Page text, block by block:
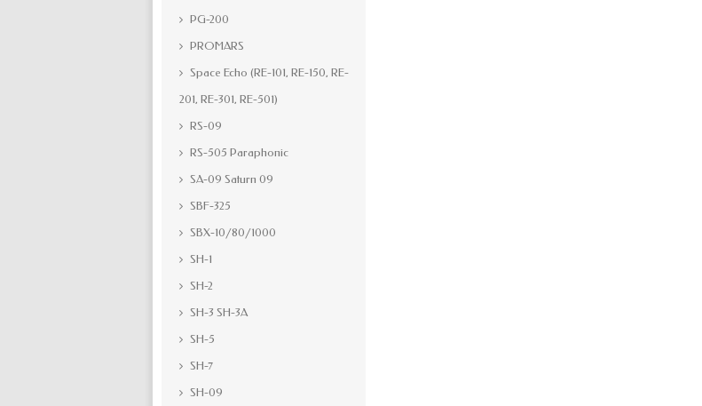
PG-200
PROMARS
Space Echo (RE-101, RE-150, RE-
201, RE-301, RE-501)
RS-09
RS-505 Paraphonic
SA-09 Saturn 09
SBF-325
SBX-10/80/1000
SH-1
SH-2
SH-3 SH-3A
SH-5
SH-7
SH-09